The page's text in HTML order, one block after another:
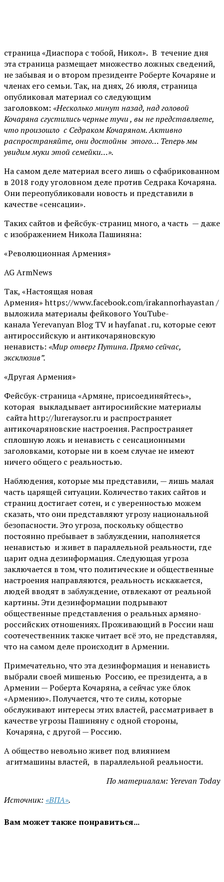
страница «Диаспора с тобой, Никол». В течение дня
эта страница размещает множество ложных сведений,
не забывая и о втором президенте Роберте Кочаряне и
членах его семьи. Так, на днях, 26 июля, страница
опубликовал материал со следующим
заголовком: «Несколько минут назад, над головой
Кочаряна сгустились черные тучи , вы не представляете,
что произошло с Седраком Кочаряном. Активно
распространяйте, они достойны этого… Теперь мы
увидим муки этой семейки…».
На самом деле материал всего лишь о сфабрикованном
в 2018 году уголовном деле против Седрака Кочаряна.
Они переопубликовали новость и представили в
качестве «сенсации».
Таких сайтов и фейсбук-страниц много, а часть — даже
с изображением Никола Пашиняна:
«Революционная Армения»
AG ArmNews
Так, «Настоящая новая
Армения» https://www.facebook.com/irakannorhayastan /
выложила материалы фейкового YouTube-
канала Yerevanyan Blog TV и hayfanat․ru, которые сеют
антироссийскую и антикочаряновскую
ненависть: «Мир отверг Путина. Прямо сейчас,
эксклюзив”.
«Другая Армения»
Фейсбук-страница «Армяне, присоединяйтесь»,
которая выкладывает антиросиийские материалы
сайта http://lureraysor.ru и распространяет
антикочаряновские настроения. Распространяет
сплошную ложь и ненависть с сенсационными
заголовками, которые ни в коем случае не имеют
ничего общего с реальностью.
Наблюдения, которые мы представили, — лишь малая
часть царящей ситуации. Количество таких сайтов и
страниц достигает сотен, и с уверенностью можем
сказать, что они представляют угрозу национальной
безопасности. Это угроза, поскольку общество
постоянно пребывает в заблуждении, наполняется
ненавистью и живет в параллельной реальности, где
царит одна дезинформация. Следующая угроза
заключается в том, что политические и общественные
настроения направляются, реальность искажается,
людей вводят в заблуждение, отвлекают от реальной
картины. Эти дезинформации подрывают
общественные представления о реальных армяно-
российских отношениях. Проживающий в России наш
соотечественник также читает всё это, не представляя,
что на самом деле происходит в Армении.
Примечательно, что эта дезинформация и ненависть
выбрали своей мишенью Россию, ее президента, а в
Армении — Роберта Кочаряна, а сейчас уже блок
«Армению». Получается, что те силы, которые
обслуживают интересы этих властей, рассматривает в
качестве угрозы Пашиняну с одной стороны,
Кочаряна, с другой — Россию.
А общество невольно живет под влиянием
агитмашины властей, в параллельной реальности.
По материалам: Yerevan Today
Источник: «ВПА».
Вам может также понравиться...